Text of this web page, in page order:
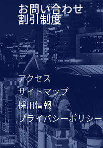
お問い合わせ
割引制度
アクセス
サイトマップ
採用情報
プライバシーポリシー